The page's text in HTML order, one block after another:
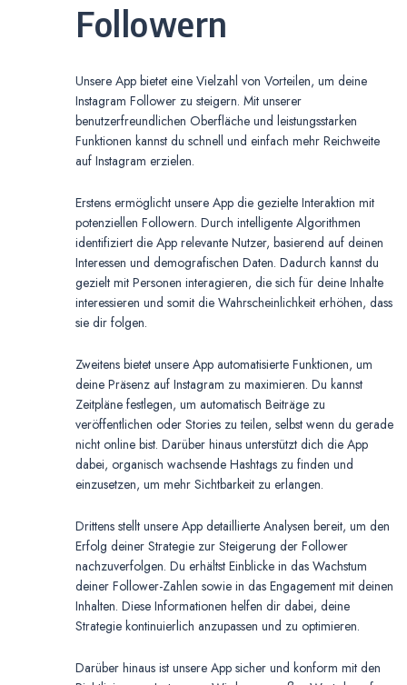
Followern
Unsere App bietet eine Vielzahl von Vorteilen, um deine
Instagram Follower zu steigern. Mit unserer
benutzerfreundlichen Oberfläche und leistungsstarken
Funktionen kannst du schnell und einfach mehr Reichweite
auf Instagram erzielen.
Erstens ermöglicht unsere App die gezielte Interaktion mit
potenziellen Followern. Durch intelligente Algorithmen
identifiziert die App relevante Nutzer, basierend auf deinen
Interessen und demografischen Daten. Dadurch kannst du
gezielt mit Personen interagieren, die sich für deine Inhalte
interessieren und somit die Wahrscheinlichkeit erhöhen, dass
sie dir folgen.
Zweitens bietet unsere App automatisierte Funktionen, um
deine Präsenz auf Instagram zu maximieren. Du kannst
Zeitpläne festlegen, um automatisch Beiträge zu
veröffentlichen oder Stories zu teilen, selbst wenn du gerade
nicht online bist. Darüber hinaus unterstützt dich die App
dabei, organisch wachsende Hashtags zu finden und
einzusetzen, um mehr Sichtbarkeit zu erlangen.
Drittens stellt unsere App detaillierte Analysen bereit, um den
Erfolg deiner Strategie zur Steigerung der Follower
nachzuverfolgen. Du erhältst Einblicke in das Wachstum
deiner Follower-Zahlen sowie in das Engagement mit deinen
Inhalten. Diese Informationen helfen dir dabei, deine
Strategie kontinuierlich anzupassen und zu optimieren.
Darüber hinaus ist unsere App sicher und konform mit den